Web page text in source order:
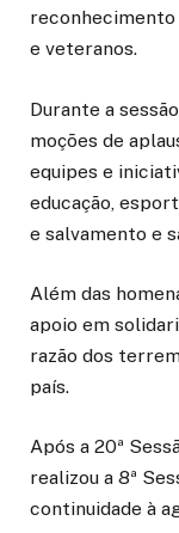
e veteranos.
Durante a
moções de
equipes e
educação,
e salvamento e
Além das
apoio em
razão dos
país.
Após a 20ª
realizou a 8ª
continuidade à